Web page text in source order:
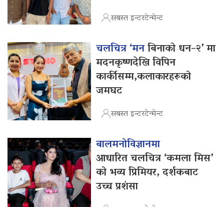
सबस्त इन्टरटेन्मेन्ट
चलचित्र ‘मनबिनाको धन–२’ मा
मदनकृष्णदेखि विपिन
कार्कीसम्म,कलाकारहरूको
जमघट
सबस्त इन्टरटेन्मेन्ट
बालमनोविज्ञानमा
आधारित चलचित्र ‘कमला मिस’
को भव्य प्रिमियर, दर्शकबाट
उच्च प्रशंसा